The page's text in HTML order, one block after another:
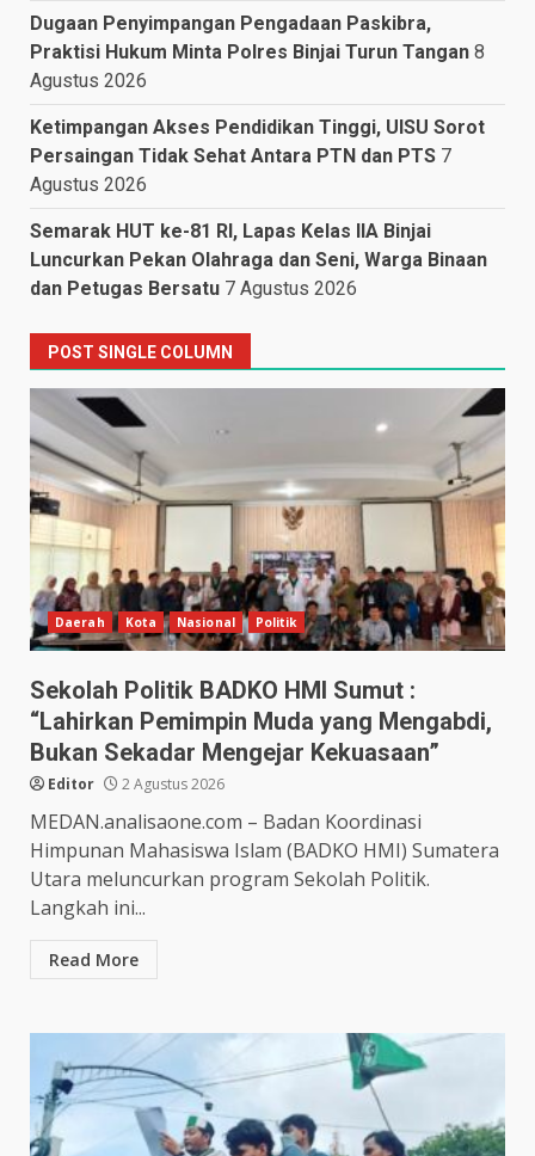
Dugaan Penyimpangan Pengadaan Paskibra,
Praktisi Hukum Minta Polres Binjai Turun Tangan 8
Agustus 2026
Ketimpangan Akses Pendidikan Tinggi, UISU Sorot
Persaingan Tidak Sehat Antara PTN dan PTS 7
Agustus 2026
Semarak HUT ke-81 RI, Lapas Kelas IIA Binjai
Luncurkan Pekan Olahraga dan Seni, Warga Binaan
dan Petugas Bersatu 7 Agustus 2026
POST SINGLE COLUMN
Daerah Kota Nasional Politik
Sekolah Politik BADKO HMI Sumut :
“Lahirkan Pemimpin Muda yang Mengabdi,
Bukan Sekadar Mengejar Kekuasaan”
Editor 2 Agustus 2026
MEDAN.analisaone.com – Badan Koordinasi
Himpunan Mahasiswa Islam (BADKO HMI) Sumatera
Utara meluncurkan program Sekolah Politik.
Langkah ini...
Read More